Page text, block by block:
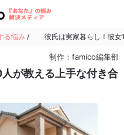
る悩み / 彼氏は実家暮らし！彼
制作：famico編集部
が教える上手な付き合